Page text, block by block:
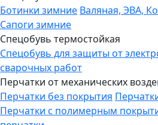
Ботинки зимние Валяная, ЭВА,
Сапоги зимние
Спецобувь термостойкая
Спецобувь для защиты от
сварочных работ
Перчатки от механических
Перчатки без покрытия
Перчатки с полимерным